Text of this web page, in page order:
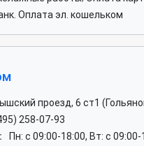
Оплата эл. кошельком
проезд, 6 ст1
258-07-93
Пн: c 09:00-18:00, Вт: c 09:00-